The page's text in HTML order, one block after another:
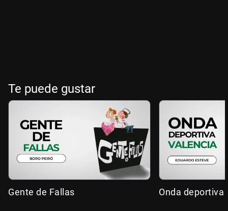
Te puede gustar
Gente de Fallas Onda deportiva